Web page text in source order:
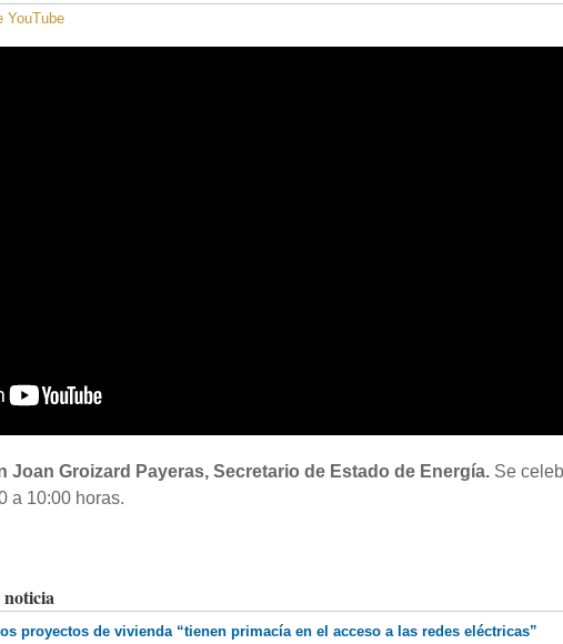
YouTube
Joan Groizard Payeras, Secretario de Estado de Energía. Se
a 10:00 horas.
noticia
proyectos de vivienda “tienen primacía en el acceso a las redes eléctricas”